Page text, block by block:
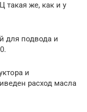
такая же, как и у
для подвода и
и
расход масла